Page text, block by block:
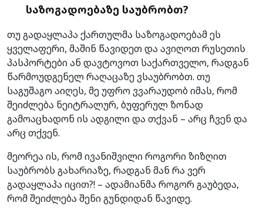
საზოგადოებაზე საუბრობთ?
თუ გადაყლაპა ქართულმა საზოგადოებამ ეს
ყველაფერი, მაშინ წავიდეთ და ავიღოთ რუსეთის
პასპორტები ან დავტოვოთ საქართველო, რადგან
წარმოუდგენელ რაღაცაზე ვსაუბრობთ. თუ
საგუშაგო აიღეს, მე უფრო ვვარაუდობ იმას, რომ
შეიძლება ნეიტრალურ, ბუფერულ ზონად
გამოაცხადონ ის ადგილი და თქვან – არც ჩვენ და
არც თქვენ.
მეორეა ის, რომ ივანიშვილი როგორი ზიზღით
საუბრობს გახარიაზე, რადგან მან რა ვერ
გადაყლაპა იცით?! – ადამიანმა როგორ გაუბედა,
რომ შეიძლება შენი გუნდიდან წავიდე.